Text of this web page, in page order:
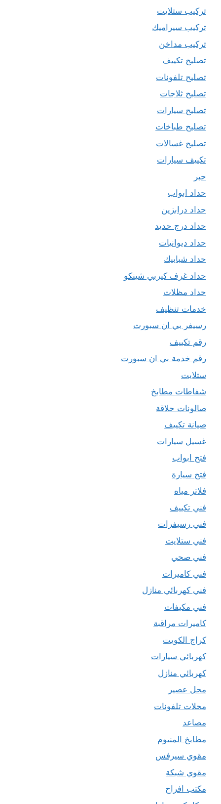
تركيب ستلايت
تركيب سيراميك
تركيب مداخن
تصليح تكييف
تصليح تلفونات
تصليح ثلاجات
تصليح سيارات
تصليح طباخات
تصليح غسالات
تكييف سيارات
حبر
حداد ابواب
حداد درابزين
حداد درج حديد
حداد ديوانيات
حداد شبابيك
حداد غرف كيربي شينكو
حداد مظلات
خدمات تنظيف
رسيفر بي ان سبورت
رقم تكييف
رقم خدمة بي ان سبورت
ستلايت
شفاطات مطابخ
صالونات حلاقة
صيانة تكييف
غسيل سيارات
فتح ابواب
فتح سيارة
فلاتر مياه
فني تكييف
فني رسيفرات
فني ستلايت
فني صحي
فني كاميرات
فني كهربائي منازل
فني مكيفات
كاميرات مراقبة
كراج الكويت
كهربائي سيارات
كهربائي منازل
محل عصير
محلات تلفونات
مصاعد
مطابخ المنيوم
مقوي سيرفس
مقوي شبكة
مكتب افراح